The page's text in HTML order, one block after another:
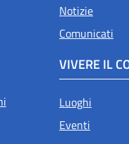
Notizie
Comunicati
VIVERE IL
Luoghi
Eventi